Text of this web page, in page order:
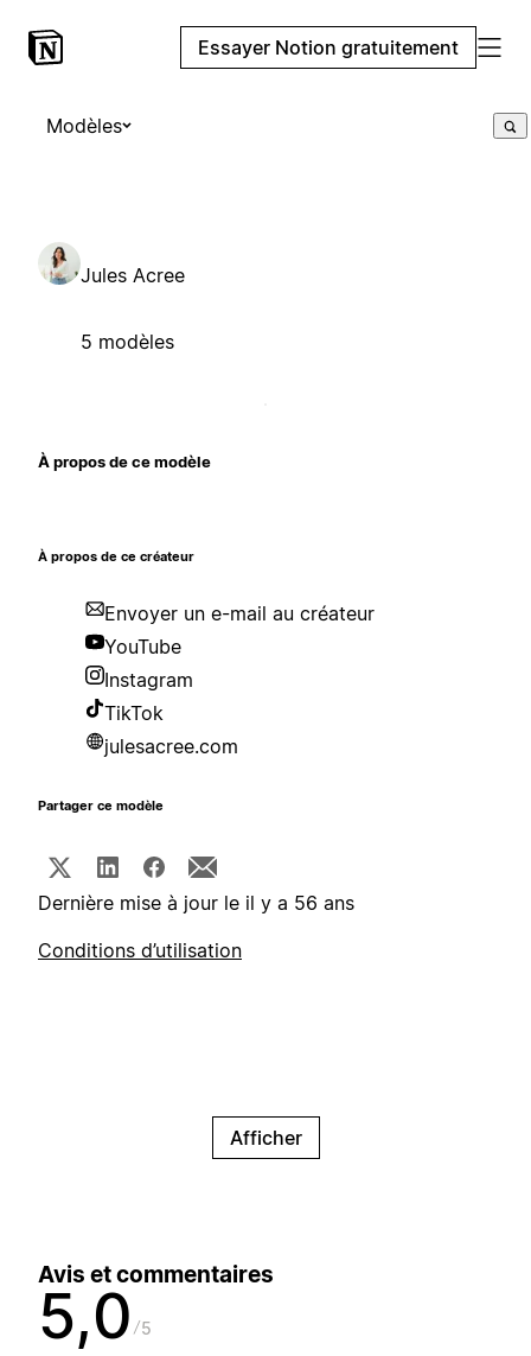
Essayer Notion gratuitement
Modèles
Jules Acree
5 modèles
À propos de ce modèle
À propos de ce créateur
Envoyer un e-mail au créateur
YouTube
Instagram
TikTok
julesacree.com
Partager ce modèle
Dernière mise à jour le il y a 56 ans
Conditions d’utilisation
Afficher
Avis et commentaires
5,0 5